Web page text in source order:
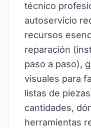
técnico
autoservicio
recursos
reparación
paso a paso),
visuales para
listas de
cantidades,
herramientas